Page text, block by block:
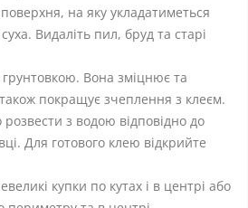
на яку укладатиметься
Видаліть пил, бруд та старі
Вона зміцнює та
покращує зчеплення з клеєм.
розвести з водою відповідно до
Для готового клею відкрийте
купки по кутах і в центрі або